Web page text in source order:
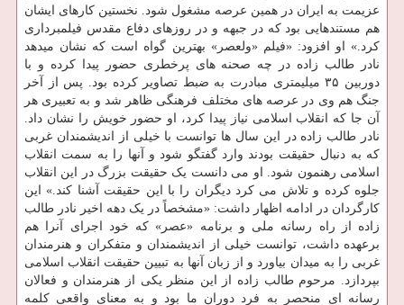
عزیمت به ایران در همین عرصه مشغول شود. نخستین کارهای ایشان
هم مستندهایی بود که در جبهه و در روزهای دفاع مقدس فیلمبرداری
کرد.» او افزود: «فیلم «ولعصر» بهترین گواه است که نشان میدهد
نادر طالب زاده در چه صحنه های پرخطری حضور پیدا کرده و با
دوربین ۳۵ میلیمتری مبادرت به ضبط تصاویر کرده بود. پس از آخر
جنگ هم وی در عرصه های مختلف فرهنگی ظاهر شد و به تعبیری هر
آن جا که انقلاب اسلامی نیاز پیدا کرد، او حضور خویش را نشان داد.
نادر طالب زاده در این سال ها توانست با خیلی از اندیشمندان غربی
که به دنبال حقیقت بودند وارد گفتگو شود و آنها را به سمت انقلاب
اسلامی رهنمون شود. او می دانست یک حقیقت بزرگ در این انقلاب
جلوه کرده و تلاش می کرد دیگران را با این حقیقت آشنا کند.» این
کارگردان در ادامه اظهار داشت: «مشخصاً در یک دهه اخیر نادر طالب
زاده از راه رسانه ملی و برنامه «عصر» که خود اجرای آنرا هم
برعهده داشت، توانست خیلی از اندیشمندان و متفکران و هنرمندان
غربی را به میدان بیاورد و از زبان آنها به تبیین حقیقت انقلاب اسلامی
بپردازد. مرحوم طالب زاده از این منظر یکی از هنرمندان و فعالان
رسانه ای منحصر به فرد دوران ما بود و به معنای واقعی کلمه